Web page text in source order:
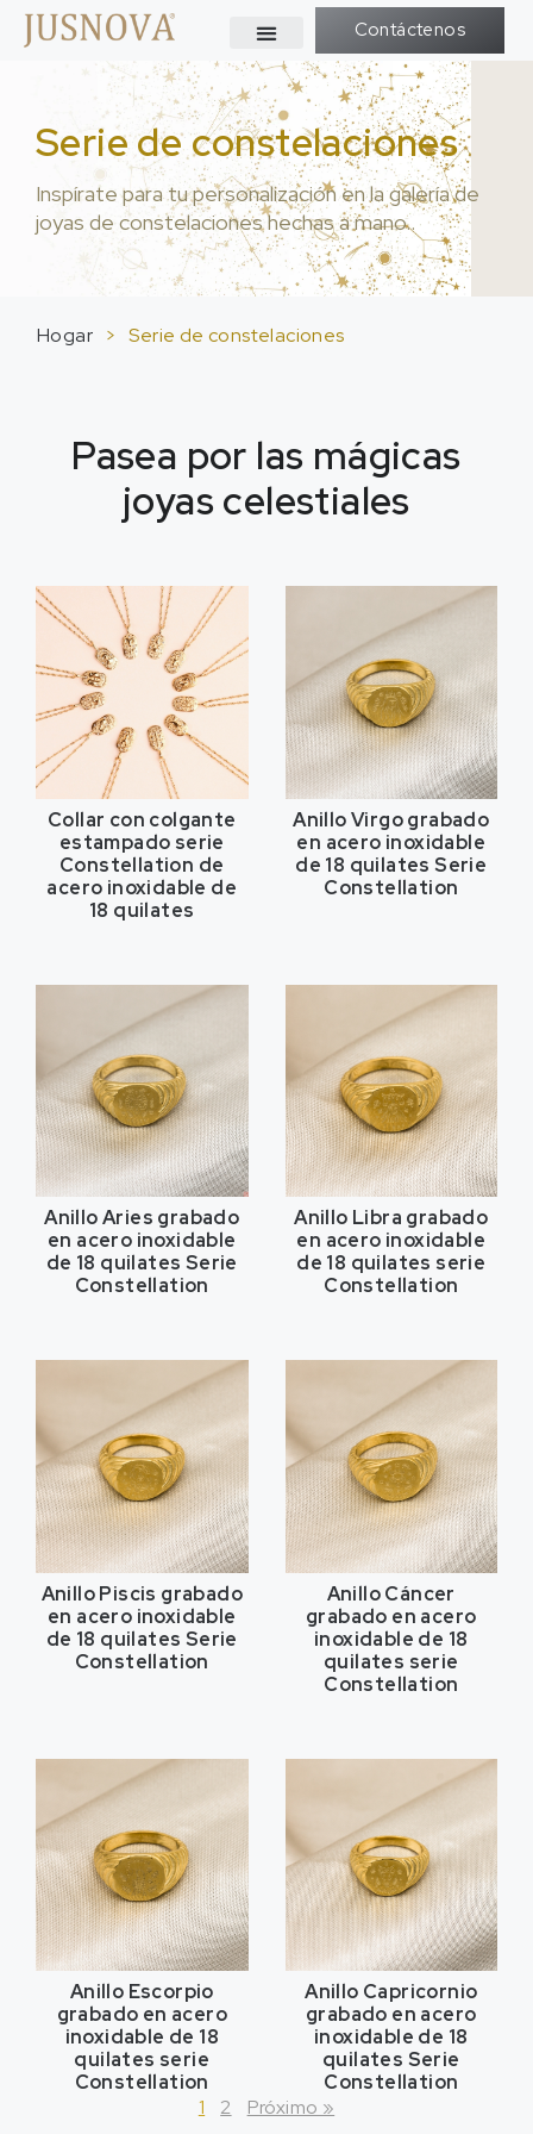
Contáctenos
Serie de constelaciones
Inspírate para tu personalización en la galería de
joyas de constelaciones hechas a mano..
Hogar > Serie de constelaciones
Pasea por las mágicas
joyas celestiales
Collar con colgante
estampado serie
Constellation de
acero inoxidable de
18 quilates
Anillo Virgo grabado
en acero inoxidable
de 18 quilates Serie
Constellation
Anillo Aries grabado
en acero inoxidable
de 18 quilates Serie
Constellation
Anillo Libra grabado
en acero inoxidable
de 18 quilates serie
Constellation
Anillo Piscis grabado
en acero inoxidable
de 18 quilates Serie
Constellation
Anillo Cáncer
grabado en acero
inoxidable de 18
quilates serie
Constellation
Anillo Escorpio
grabado en acero
inoxidable de 18
quilates serie
Constellation
Anillo Capricornio
grabado en acero
inoxidable de 18
quilates Serie
Constellation
1
2 Próximo »